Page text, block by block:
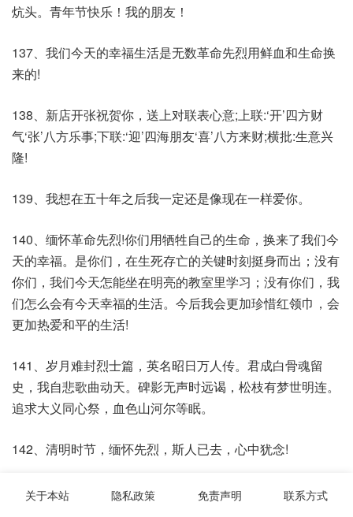
炕头。青年节快乐！我的朋友！
137、我们今天的幸福生活是无数革命先烈用鲜血和生命换
来的!
138、新店开张祝贺你，送上对联表心意;上联:‘开’四方财
气‘张’八方乐事;下联:‘迎’四海朋友‘喜’八方来财;横批:生意兴
隆!
139、我想在五十年之后我一定还是像现在一样爱你。
140、缅怀革命先烈!你们用牺牲自己的生命，换来了我们今
天的幸福。是你们，在生死存亡的关键时刻挺身而出；没有
你们，我们今天怎能坐在明亮的教室里学习；没有你们，我
们怎么会有今天幸福的生活。今后我会更加珍惜红领巾，会
更加热爱和平的生活!
141、岁月难封烈士篇，英名昭日万人传。君成白骨魂留
史，我自悲歌曲动天。碑影无声时远谒，松枝有梦世明连。
追求大义同心祭，血色山河尔等眠。
142、清明时节，缅怀先烈，斯人已去，心中犹念!
143、轻声问候、声挚祝福，愿快乐常伴你左右，愿你拥有
关于本站 隐私政策 免责声明 联系方式